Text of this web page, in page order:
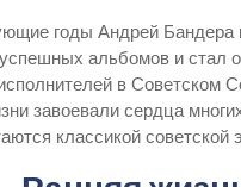
годы Андрей Бандера
альбомов и стал
в Советском
завоевали сердца
классикой советской